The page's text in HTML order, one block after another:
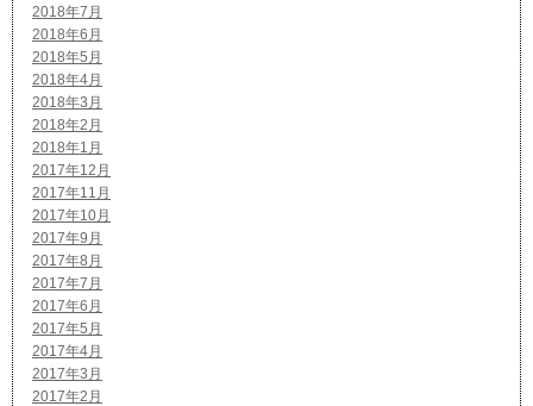
2018年7月
2018年6月
2018年5月
2018年4月
2018年3月
2018年2月
2018年1月
2017年12月
2017年11月
2017年10月
2017年9月
2017年8月
2017年7月
2017年6月
2017年5月
2017年4月
2017年3月
2017年2月